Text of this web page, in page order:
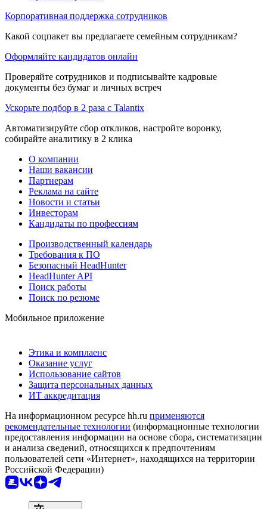
Корпоративная поддержка сотрудников
Какой соцпакет вы предлагаете семейным сотрудникам?
Оформляйте кандидатов онлайн
Проверяйте сотрудников и подписывайте кадровые
документы без бумаг и личных встреч
Ускорьте подбор в 2 раза с Talantix
Автоматизируйте сбор откликов, настройте воронку,
собирайте аналитику в 2 клика
О компании
Наши вакансии
Партнерам
Реклама на сайте
Новости и статьи
Инвесторам
Кандидаты по профессиям
Производственный календарь
Требования к ПО
Безопасный HeadHunter
HeadHunter API
Поиск работы
Поиск по резюме
Мобильное приложение
Этика и комплаенс
Оказание услуг
Использование сайтов
Защита персональных данных
ИТ аккредитация
На информационном ресурсе hh.ru применяются
рекомендательные технологии (информационные технологии
предоставления информации на основе сбора, систематизации
и анализа сведений, относящихся к предпочтениям
пользователей сети «Интернет», находящихся на территории
Российской Федерации)